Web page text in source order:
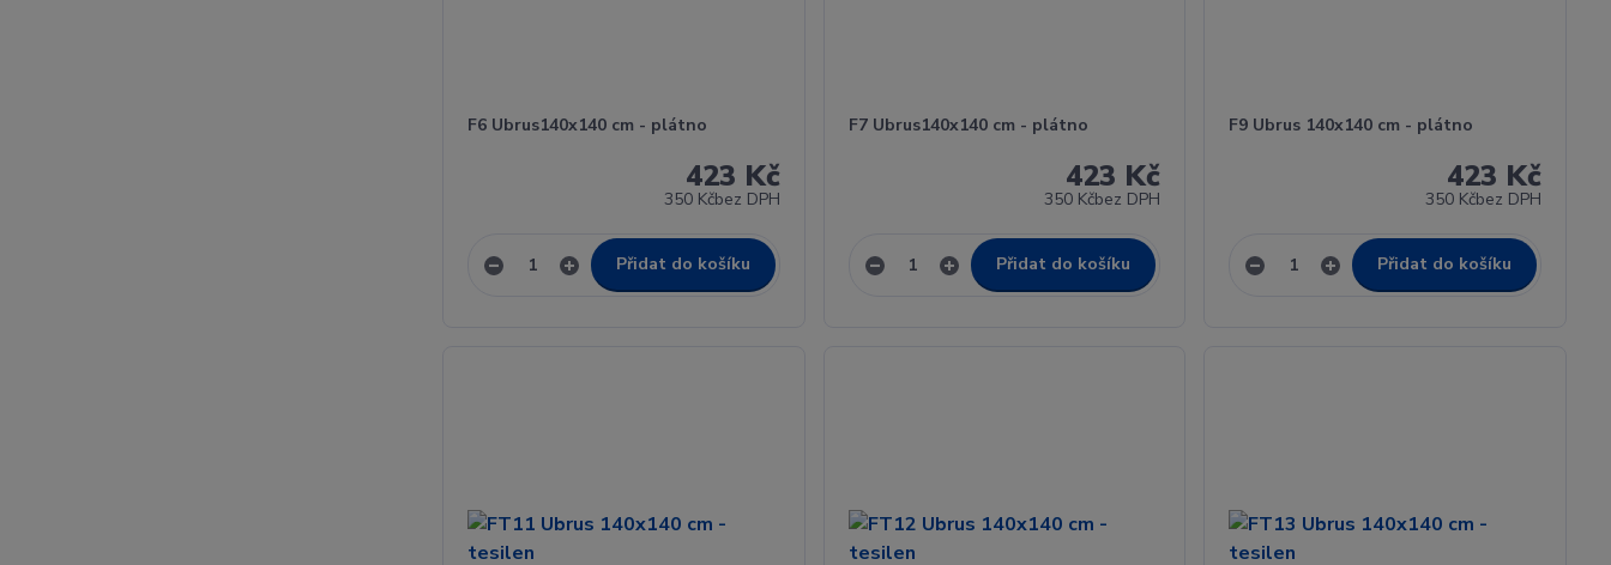
F6 Ubrus140x140 cm - plátno
423 Kč
350 Kčbez DPH
Přidat do košíku
F7 Ubrus140x140 cm - plátno
423 Kč
350 Kčbez DPH
Přidat do košíku
F9 Ubrus 140x140 cm - plátno
423 Kč
350 Kčbez DPH
Přidat do košíku